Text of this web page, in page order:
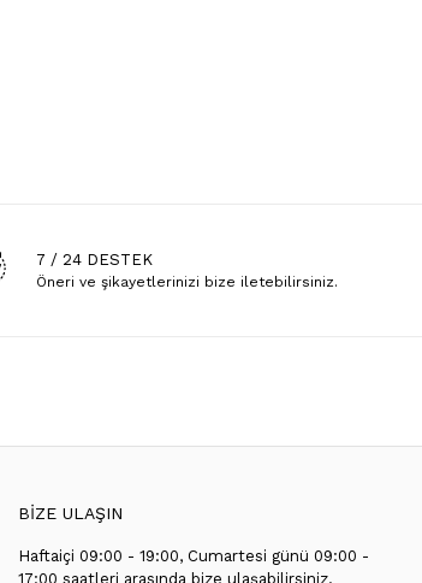
7 / 24 DESTEK
Öneri ve şikayetlerinizi bize iletebilirsiniz.
BİZE ULAŞIN
Haftaiçi 09:00 - 19:00, Cumartesi günü 09:00 -
17:00 saatleri arasında bize ulaşabilirsiniz.